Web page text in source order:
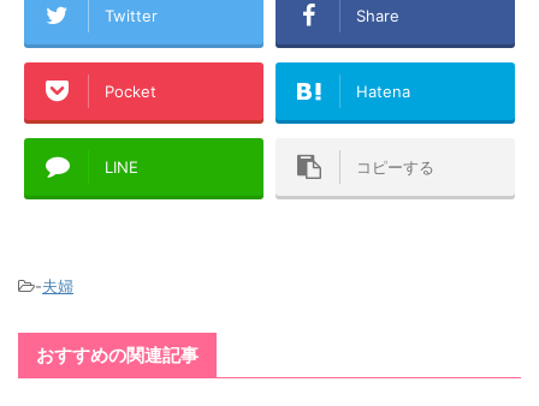
Twitter Share
Pocket Hatena
LINE コピーする
-夫婦
おすすめの関連記事